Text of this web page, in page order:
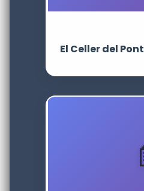
El Celler del Pont